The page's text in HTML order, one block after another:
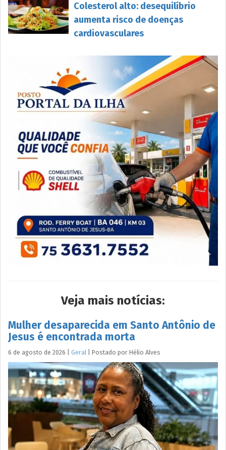
Colesterol alto: desequilíbrio
aumenta risco de doenças
cardiovasculares
Veja mais notícias:
Mulher desaparecida em Santo Antônio de
Jesus é encontrada morta
6 de agosto de 2026 Geral Postado por Hélio Alves